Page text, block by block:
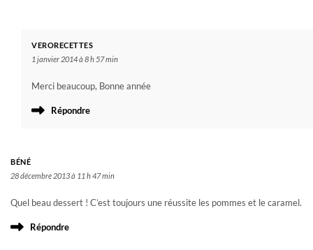
VERORECETTES
1 janvier 2014 à 8 h 57 min
Merci beaucoup, Bonne année
Répondre
BÉNÉ
28 décembre 2013 à 11 h 47 min
Quel beau dessert ! C’est toujours une réussite les pommes et le caramel.
Répondre